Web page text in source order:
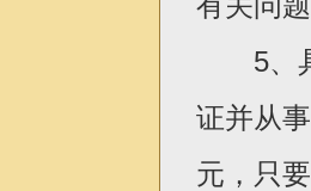
5、具
证并从
元，只